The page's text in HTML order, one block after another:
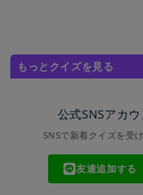
もっとクイズを見る
公式SNSアカ
SNSで新着クイズを受
友達追加する